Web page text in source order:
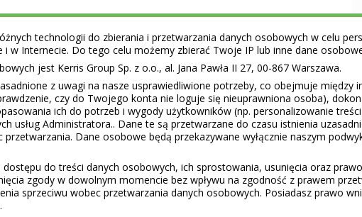
technologii do zbierania i przetwarzania danych osobowych w celu
i w Internecie. Do tego celu możemy zbierać Twoje IP lub inne dane
jest Kerris Group Sp. z o.o., al. Jana Pawła II 27, 00-867 Warszawa.
z uwagi na nasze usprawiedliwione potrzeby, co obejmuje między
czy do Twojego konta nie loguje się nieuprawniona osoba),
ich do potrzeb i wygody użytkowników (np. personalizowanie
usług Administratora.. Dane te są przetwarzane do czasu istnienia
przetwarzania. Dane osobowe będą przekazywane wyłącznie naszym
dostępu do treści danych osobowych, ich sprostowania, usunięcia oraz
zgody w dowolnym momencie bez wpływu na zgodność z prawem
sprzeciwu wobec przetwarzania danych osobowych. Posiadasz prawo